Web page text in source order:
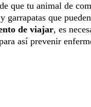
que tu animal de
garrapatas que
de viajar, es
así prevenir